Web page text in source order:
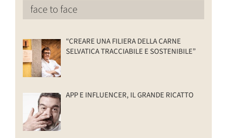
face to face
“CREARE UNA FILIERA DELLA CARNE
SELVATICA TRACCIABILE E SOSTENIBILE”
APP E INFLUENCER, IL GRANDE RICATTO